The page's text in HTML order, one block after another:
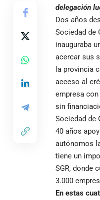
delegación
Dos años
Sociedad de
inauguraba
acercar sus
la provincia
acceso al
empresa
sin
Sociedad de
40 años
autónomos
tiene un
SGR, donde
3.000
En estas